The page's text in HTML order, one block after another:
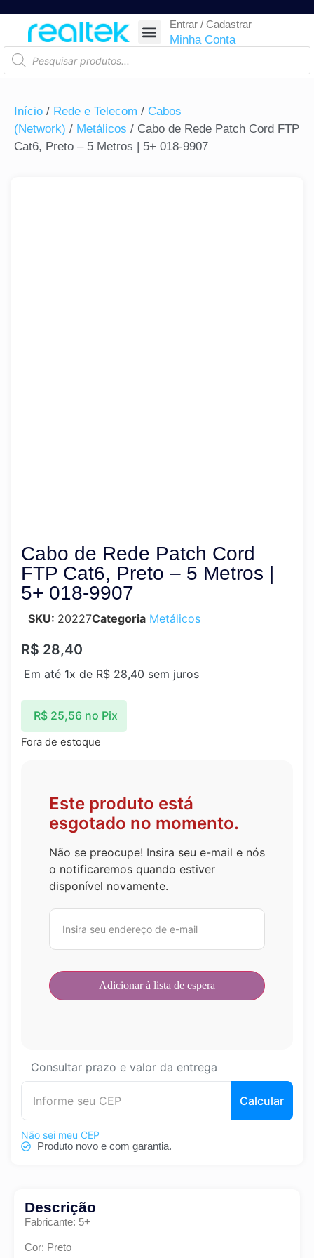
Entrar / Cadastrar
Minha Conta
Início / Rede e Telecom / Cabos
(Network) / Metálicos / Cabo de Rede Patch Cord FTP
Cat6, Preto – 5 Metros | 5+ 018-9907
Cabo de Rede Patch Cord
FTP Cat6, Preto – 5 Metros |
5+ 018-9907
SKU: 20227Categoria Metálicos
R$ 28,40
Em até 1x de R$ 28,40 sem juros
R$25,56 no Pix
Fora de estoque
Este produto está
esgotado no momento.
Não se preocupe! Insira seu e-mail e nós
o notificaremos quando estiver
disponível novamente.
Consultar prazo e valor da entrega
Calcular
Não sei meu CEP
Produto novo e com garantia.
Descrição
Fabricante: 5+
Cor: Preto